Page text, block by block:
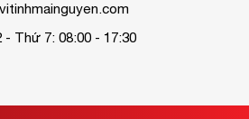
Thứ 7: 08:00 - 17:30